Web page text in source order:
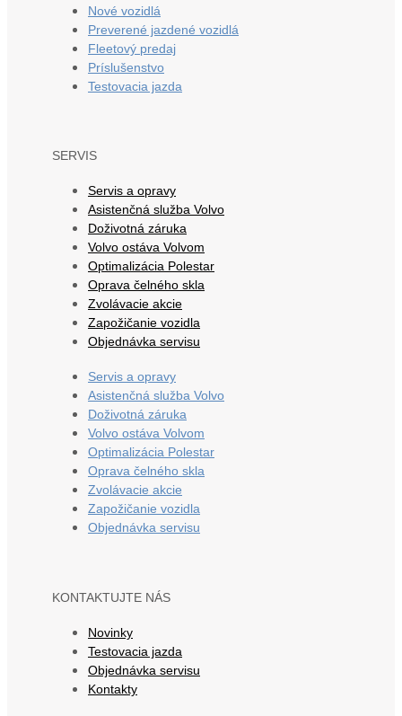
Nové vozidlá
Preverené jazdené vozidlá
Fleetový predaj
Príslušenstvo
Testovacia jazda
SERVIS
Servis a opravy
Asistenčná služba Volvo
Doživotná záruka
Volvo ostáva Volvom
Optimalizácia Polestar
Oprava čelného skla
Zvolávacie akcie
Zapožičanie vozidla
Objednávka servisu
Servis a opravy
Asistenčná služba Volvo
Doživotná záruka
Volvo ostáva Volvom
Optimalizácia Polestar
Oprava čelného skla
Zvolávacie akcie
Zapožičanie vozidla
Objednávka servisu
KONTAKTUJTE NÁS
Novinky
Testovacia jazda
Objednávka servisu
Kontakty